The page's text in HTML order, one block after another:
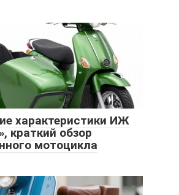
характеристики ИЖ
краткий обзор
мотоцикла